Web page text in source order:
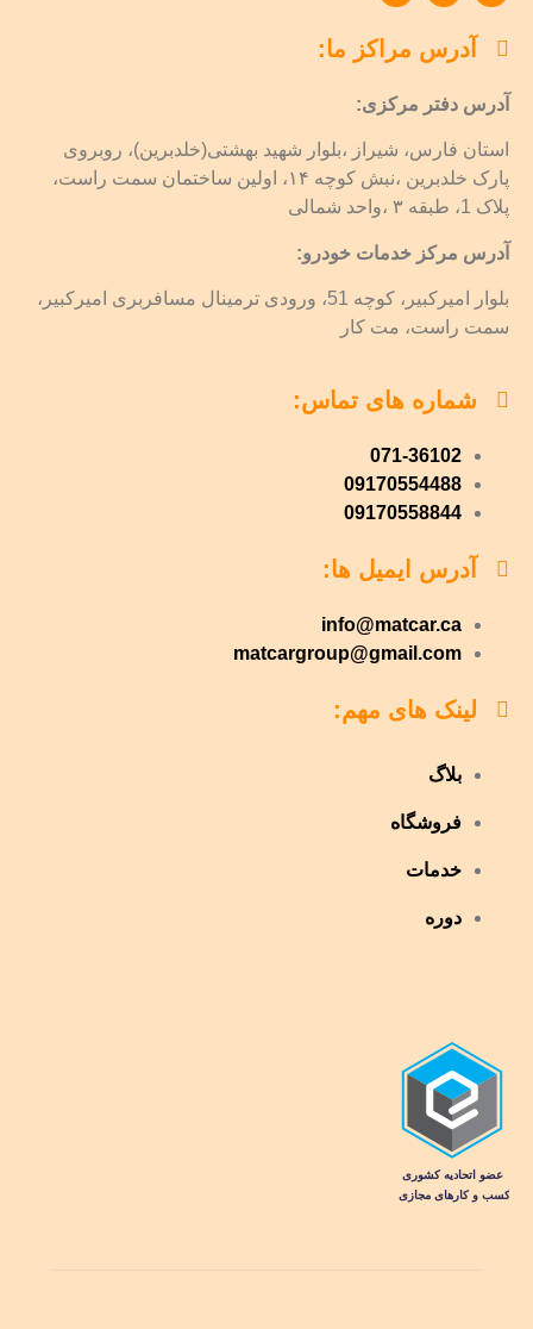
آدرس مراکز ما:
آدرس دفتر مرکزی:
استان فارس، شیراز ،بلوار شهید بهشتی(خلدبرین)، روبروی
پارک خلدبرین ،نبش کوچه ۱۴، اولین ساختمان سمت راست،
پلاک 1، طبقه ۳ ،واحد شمالی
آدرس مرکز خدمات خودرو:
بلوار امیرکبیر، کوچه 51، ورودی ترمینال مسافربری امیرکبیر،
سمت راست، مت کار
شماره های تماس:
071-36102
09170554488
09170558844
آدرس ایمیل ها:
info@matcar.ca
matcargroup@gmail.com
لینک های مهم:
بلاگ
فروشگاه
خدمات
دوره